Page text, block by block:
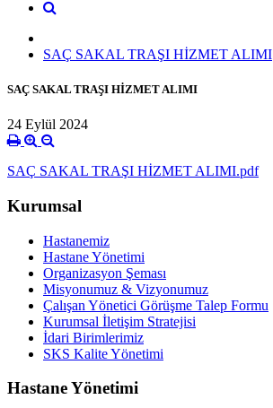
SAÇ SAKAL TRAŞI HİZMET ALIMI
SAÇ SAKAL TRAŞI HİZMET ALIMI
24 Eylül 2024
SAÇ SAKAL TRAŞI HİZMET ALIMI.pdf
Kurumsal
Hastanemiz
Hastane Yönetimi
Organizasyon Şeması
Misyonumuz & Vizyonumuz
Çalışan Yönetici Görüşme Talep Formu
Kurumsal İletişim Stratejisi
İdari Birimlerimiz
SKS Kalite Yönetimi
Hastane Yönetimi